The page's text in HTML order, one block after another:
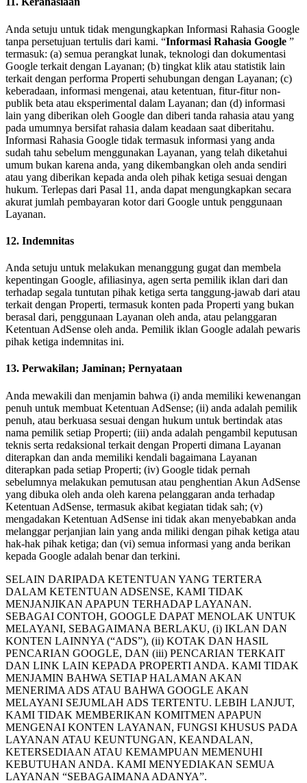
Anda setuju untuk tidak mengungkapkan Informasi Rahasia Google
tanpa persetujuan tertulis dari kami. “Informasi Rahasia Google ”
termasuk: (a) semua perangkat lunak, teknologi dan dokumentasi
Google terkait dengan Layanan; (b) tingkat klik atau statistik lain
terkait dengan performa Properti sehubungan dengan Layanan; (c)
keberadaan, informasi mengenai, atau ketentuan, fitur-fitur non-
publik beta atau eksperimental dalam Layanan; dan (d) informasi
lain yang diberikan oleh Google dan diberi tanda rahasia atau yang
pada umumnya bersifat rahasia dalam keadaan saat diberitahu.
Informasi Rahasia Google tidak termasuk informasi yang anda
sudah tahu sebelum menggunakan Layanan, yang telah diketahui
umum bukan karena anda, yang dikembangkan oleh anda sendiri
atau yang diberikan kepada anda oleh pihak ketiga sesuai dengan
hukum. Terlepas dari Pasal 11, anda dapat mengungkapkan secara
akurat jumlah pembayaran kotor dari Google untuk penggunaan
Layanan.
12. Indemnitas
Anda setuju untuk melakukan menanggung gugat dan membela
kepentingan Google, afiliasinya, agen serta pemilik iklan dari dan
terhadap segala tuntutan pihak ketiga serta tanggung-jawab dari atau
terkait dengan Properti, termasuk konten pada Properti yang bukan
berasal dari, penggunaan Layanan oleh anda, atau pelanggaran
Ketentuan AdSense oleh anda. Pemilik iklan Google adalah pewaris
pihak ketiga indemnitas ini.
13. Perwakilan; Jaminan; Pernyataan
Anda mewakili dan menjamin bahwa (i) anda memiliki kewenangan
penuh untuk membuat Ketentuan AdSense; (ii) anda adalah pemilik
penuh, atau berkuasa sesuai dengan hukum untuk bertindak atas
nama pemilik setiap Properti; (iii) anda adalah pengambil keputusan
teknis serta redaksional terkait dengan Properti dimana Layanan
diterapkan dan anda memiliki kendali bagaimana Layanan
diterapkan pada setiap Properti; (iv) Google tidak pernah
sebelumnya melakukan pemutusan atau penghentian Akun AdSense
yang dibuka oleh anda oleh karena pelanggaran anda terhadap
Ketentuan AdSense, termasuk akibat kegiatan tidak sah; (v)
mengadakan Ketentuan AdSense ini tidak akan menyebabkan anda
melanggar perjanjian lain yang anda miliki dengan pihak ketiga atau
hak-hak pihak ketiga; dan (vi) semua informasi yang anda berikan
kepada Google adalah benar dan terkini.
SELAIN DARIPADA KETENTUAN YANG TERTERA
DALAM KETENTUAN ADSENSE, KAMI TIDAK
MENJANJIKAN APAPUN TERHADAP LAYANAN.
SEBAGAI CONTOH, GOOGLE DAPAT MENOLAK UNTUK
MELAYANI, SEBAGAIMANA BERLAKU, (i) IKLAN DAN
KONTEN LAINNYA (“ADS”), (ii) KOTAK DAN HASIL
PENCARIAN GOOGLE, DAN (iii) PENCARIAN TERKAIT
DAN LINK LAIN KEPADA PROPERTI ANDA. KAMI TIDAK
MENJAMIN BAHWA SETIAP HALAMAN AKAN
MENERIMA ADS ATAU BAHWA GOOGLE AKAN
MELAYANI SEJUMLAH ADS TERTENTU. LEBIH LANJUT,
KAMI TIDAK MEMBERIKAN KOMITMEN APAPUN
MENGENAI KONTEN LAYANAN, FUNGSI KHUSUS PADA
LAYANAN ATAU KEUNTUNGAN, KEANDALAN,
KETERSEDIAAN ATAU KEMAMPUAN MEMENUHI
KEBUTUHAN ANDA. KAMI MENYEDIAKAN SEMUA
LAYANAN “SEBAGAIMANA ADANYA”.